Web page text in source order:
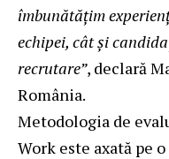
îmbunătățim
echipei, cât și
recrutare”, declară
România.
Metodologia de
Work este axată pe